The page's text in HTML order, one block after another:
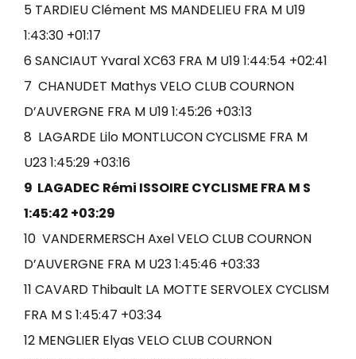
5 TARDIEU Clément MS MANDELIEU FRA M U19
1:43:30 +01:17
6 SANCIAUT Yvaral XC63 FRA M U19 1:44:54 +02:41
7 CHANUDET Mathys VELO CLUB COURNON
D’AUVERGNE FRA M U19 1:45:26 +03:13
8 LAGARDE Lilo MONTLUCON CYCLISME FRA M
U23 1:45:29 +03:16
9 LAGADEC Rémi ISSOIRE CYCLISME FRA M S
1:45:42 +03:29
10 VANDERMERSCH Axel VELO CLUB COURNON
D’AUVERGNE FRA M U23 1:45:46 +03:33
11 CAVARD Thibault LA MOTTE SERVOLEX CYCLISM
FRA M S 1:45:47 +03:34
12 MENGLIER Elyas VELO CLUB COURNON